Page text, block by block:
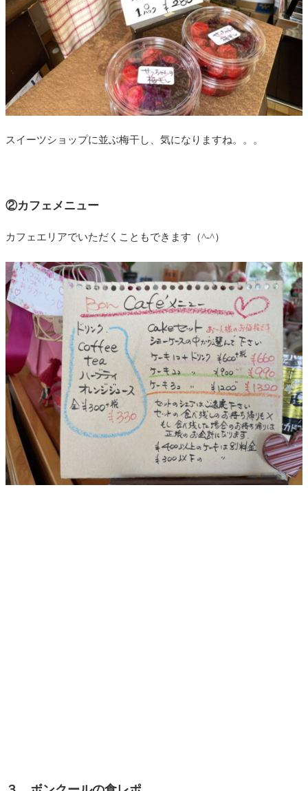
スイーツショップに並ぶ梅干し、気になりますね。。。
②カフェメニュー
カフェエリアでいただくこともできます（^-^）